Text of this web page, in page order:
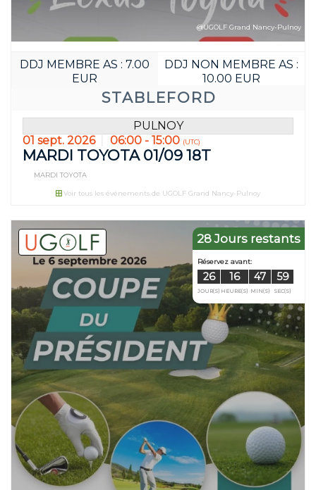
19
STABLEFORD
DDJ MEMBRE AS : 7.00
EUR
DDJ NON MEMBRE AS :
10.00 EUR
@UGOLF Grand Nancy-Pulnoy
PULNOY
01 sept. 2026
06:00 - 15:00 (UTC)
MARDI TOYOTA 01/09 18T
MARDI TOYOTA
Voir tous les événements de UGOLF Grand Nancy-Pulnoy
28 Jours restants